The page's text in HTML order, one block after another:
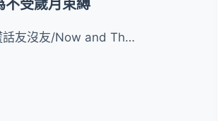
不受歲月束縛
話友沒友/Now and Th…